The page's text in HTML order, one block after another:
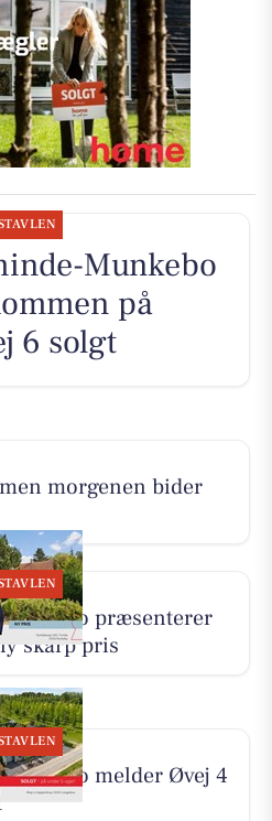
Munkebo
på
6 solgt
morgenen bider
præsenterer
skarp pris
melder Øvej 4